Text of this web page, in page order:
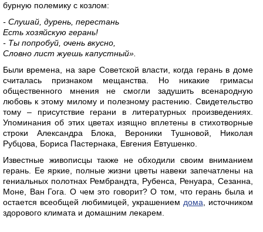
бурную полемику с козлом:
- Слушай, дурень, перестань
Есть хозяйскую герань!
- Ты попробуй, очень вкусно,
Словно лист жуешь капустный».
Были времена, на заре Советской власти, когда герань в доме
считалась признаком мещанства. Но никакие гримасы
общественного мнения не смогли задушить всенародную
любовь к этому милому и полезному растению. Свидетельство
тому – присутствие герани в литературных произведениях.
Упоминания об этих цветах изящно вплетены в стихотворные
строки Александра Блока, Вероники Тушновой, Николая
Рубцова, Бориса Пастернака, Евгения Евтушенко.
Известные живописцы также не обходили своим вниманием
герань. Ее яркие, полные жизни цветы навеки запечатлены на
гениальных полотнах Рембрандта, Рубенса, Ренуара, Сезанна,
Моне, Ван Гога. О чем это говорит? О том, что герань была и
остается всеобщей любимицей, украшением дома , источником
здорового климата и домашним лекарем.